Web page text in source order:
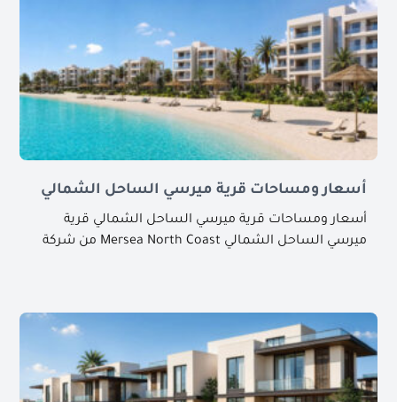
أسعار ومساحات قرية ميرسي الساحل الشمالي
أسعار ومساحات قرية ميرسي الساحل الشمالي قرية
ميرسي الساحل الشمالي Mersea North Coast من شركة